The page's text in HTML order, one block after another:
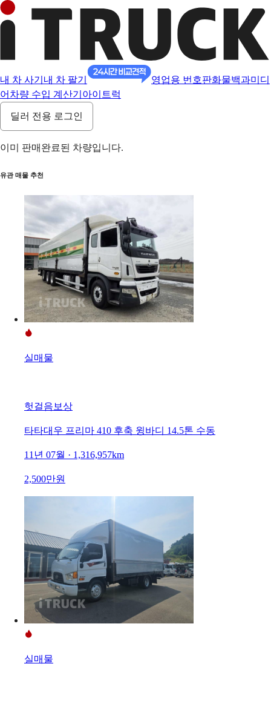
내 차 사기 내 차 팔기 영업용 번호판화물백과미디
어 차량 수입 계산기 아이트럭
딜러 전용 로그인
이미 판매완료된 차량입니다.
유관 매물 추천
실매물
헛걸음보상
타타대우 프리마 410 후축 윙바디 14.5톤 수동
11년 07월 · 1,316,957km
2,500만원
실매물